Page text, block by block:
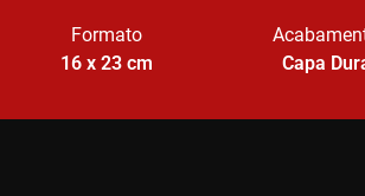
Formato
16 x 23cm
Capa